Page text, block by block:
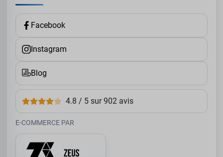
Facebook
Instagram
Blog
4.8 / 5 sur 902 avis
E-COMMERCE PAR